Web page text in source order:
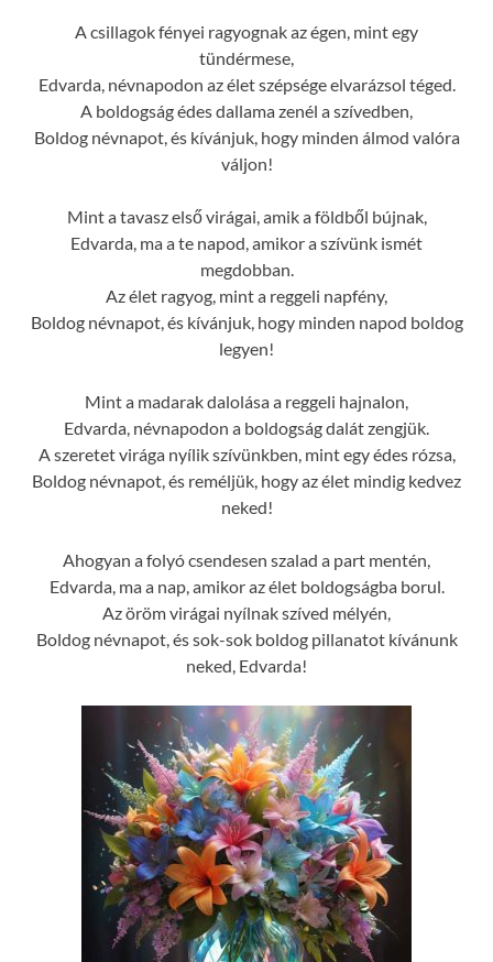
A csillagok fényei ragyognak az égen, mint egy
tündérmese,
Edvarda, névnapodon az élet szépsége elvarázsol téged.
A boldogság édes dallama zenél a szívedben,
Boldog névnapot, és kívánjuk, hogy minden álmod valóra
váljon!
Mint a tavasz első virágai, amik a földből bújnak,
Edvarda, ma a te napod, amikor a szívünk ismét
megdobban.
Az élet ragyog, mint a reggeli napfény,
Boldog névnapot, és kívánjuk, hogy minden napod boldog
legyen!
Mint a madarak dalolása a reggeli hajnalon,
Edvarda, névnapodon a boldogság dalát zengjük.
A szeretet virága nyílik szívünkben, mint egy édes rózsa,
Boldog névnapot, és reméljük, hogy az élet mindig kedvez
neked!
Ahogyan a folyó csendesen szalad a part mentén,
Edvarda, ma a nap, amikor az élet boldogságba borul.
Az öröm virágai nyílnak szíved mélyén,
Boldog névnapot, és sok-sok boldog pillanatot kívánunk
neked, Edvarda!